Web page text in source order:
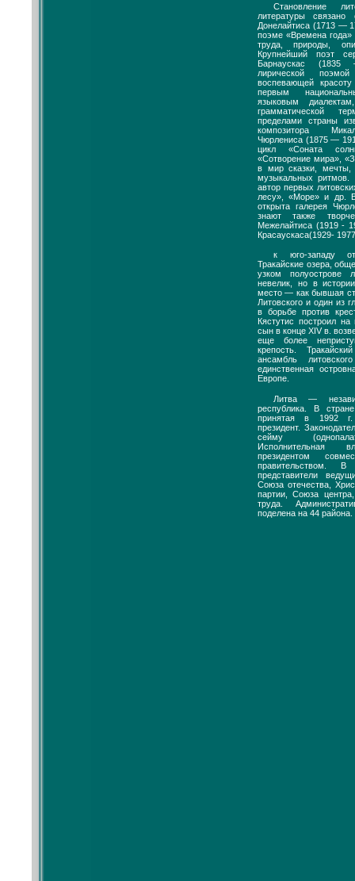
Становление
литературы
Донелайтиса (1713 —
поэме «Времена года»
труда, природы,
Крупнейший поэт
Барнаускас (1835
лирической
воспевающей
первым
языковым
грамматической
пределами страны
композитора
Чюрлениса (1875 —
цикл «Соната
«Сотворение мира»,
в мир сказки, мечты,
музыкальных
автор первых
лесу», «Море» и др.
открыта галерея
знают также
Межелайтиса (1919 -
Красаускаса(1929-
к юго-западу
Тракайские озера,
узком полуострове
невелик, но в
место — как бывшая
Литовского и один из
в борьбе против
Кястутис построил
сын в конце XIV в.
еще более
крепость.
ансамбль
единственная
Европе.
Литва —
республика. В
принятая в 1992
президент.
сейму
Исполнительная
президентом
правительством. В
представители
Союза отечества,
партии, Союза
труда.
поделена на 44 района.